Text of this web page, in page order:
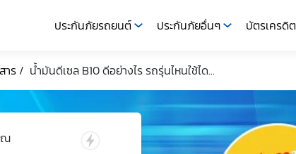
ประกันภัยรถยนต์ ประกันภัยอื่นๆ บัตรเครดิต
าร / น้ำมันดีเซล B10 ดีอย่างไร รถรุ่นไหนใช้ได...
ณ